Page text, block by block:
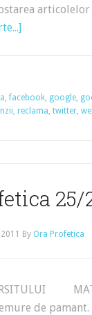
,facebook, google,
, reclama, twitter,
25/
By Ora Profetica
de